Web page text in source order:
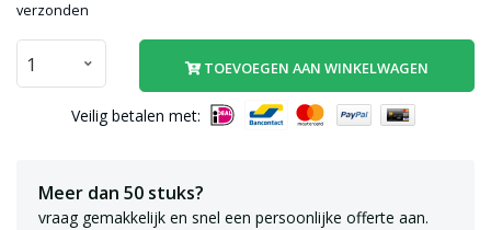
verzonden
TOEVOEGEN AAN WINKELWAGEN
Veilig betalen met:
Meer dan 50 stuks?
vraag gemakkelijk en snel een persoonlijke offerte aan.